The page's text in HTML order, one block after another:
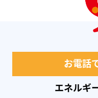
お電話
エネルギ